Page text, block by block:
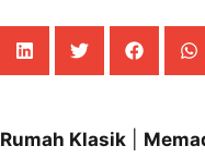
Rumah Klasik